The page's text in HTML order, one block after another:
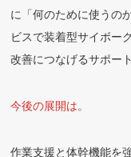
に「何のために使うの
ビスで装着型サイボー
改善につなげるサポー
今後の展開は。
作業支援と体幹機能を